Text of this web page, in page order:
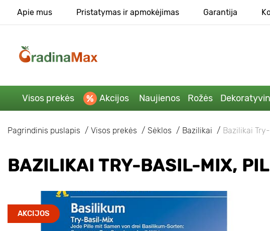
Apie mus Pristatymas ir apmokėjimas Garantija
Visos prekės Akcijos Naujienos Rožės
Pagrindinis puslapis Visos prekės Sėklos Bazilikai Bazilikai
BAZILIKAI TRY-BASIL-MIX,
AKCIJOS